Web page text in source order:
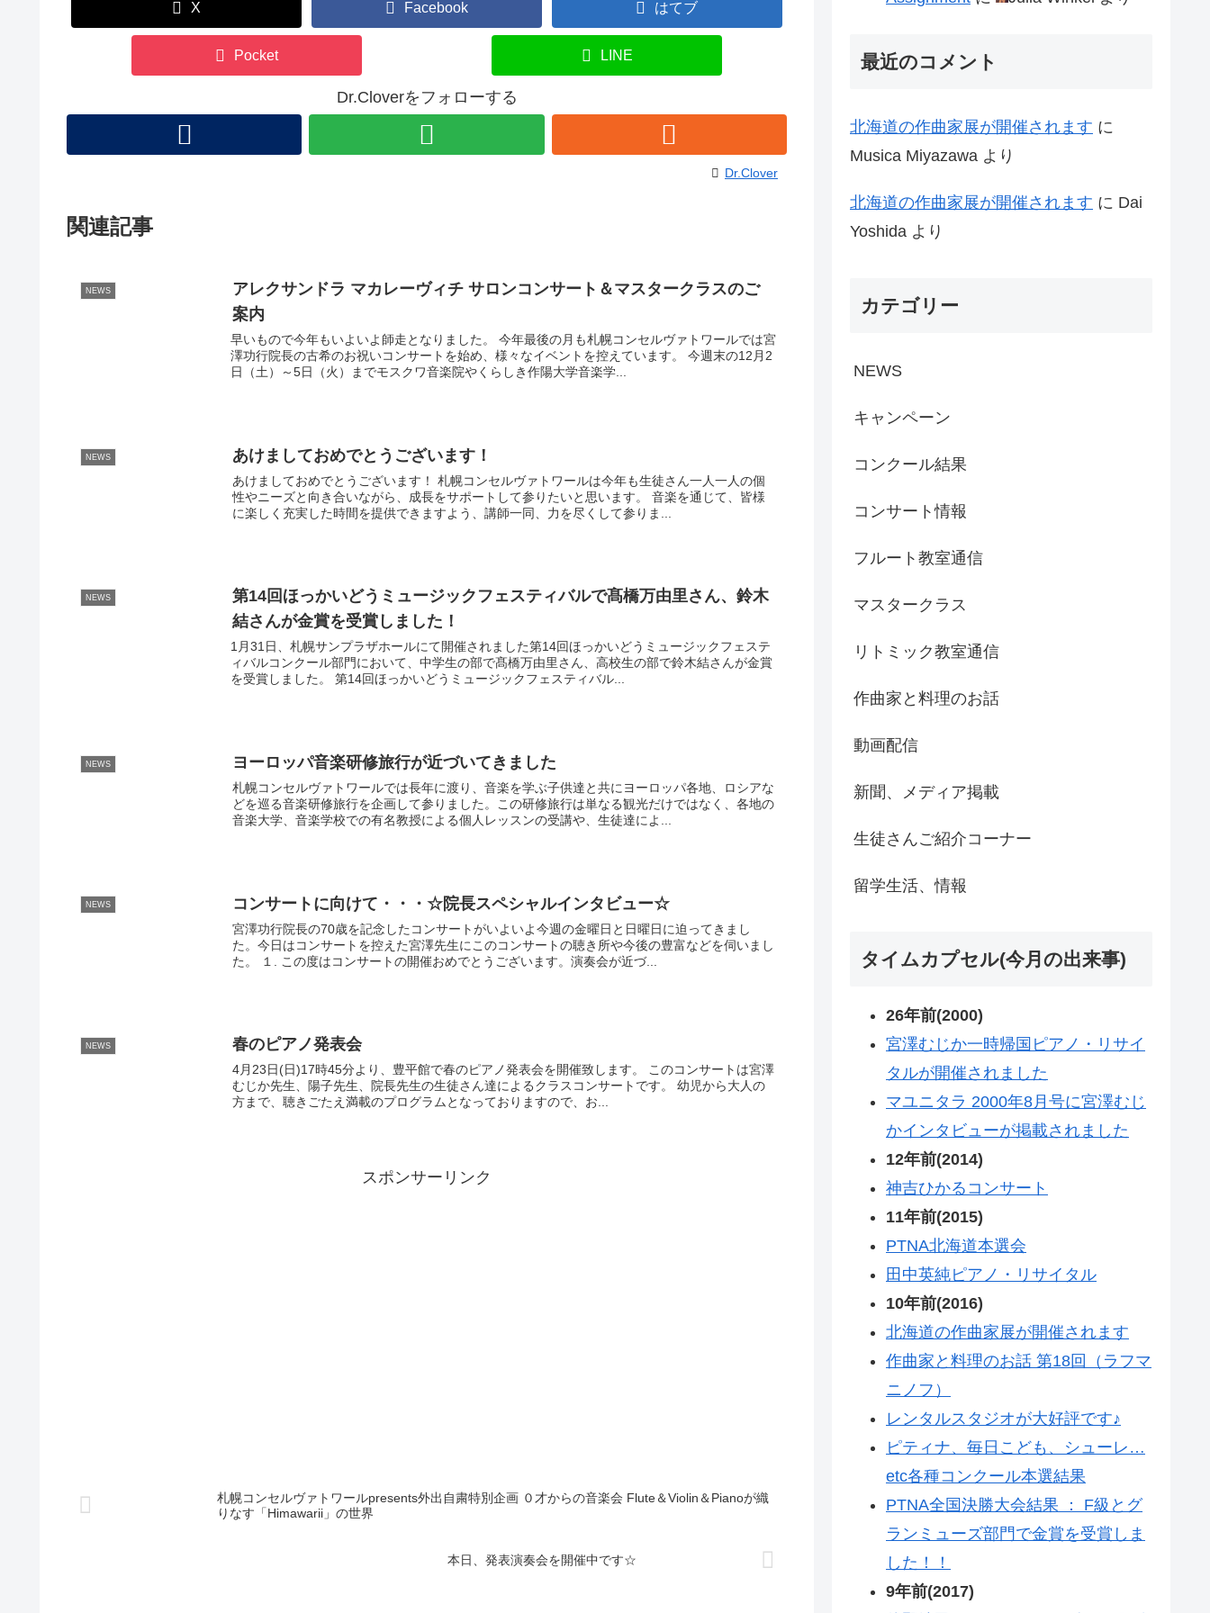
X Facebook はてブ
Pocket LINE
Dr.Cloverをフォローする
Dr.Clover
関連記事
NEWS
アレクサンドラ マカレーヴィチ サロンコンサート＆マスタークラスのご
案内
早いもので今年もいよいよ師走となりました。 今年最後の月も札幌コンセルヴァトワールでは宮
澤功行院長の古希のお祝いコンサートを始め、様々なイベントを控えています。 今週末の12月2
日（土）～5日（火）までモスクワ音楽院やくらしき作陽大学音楽学...
NEWS あけましておめでとうございます！
あけましておめでとうございます！ 札幌コンセルヴァトワールは今年も生徒さん一人一人の個
性やニーズと向き合いながら、成長をサポートして参りたいと思います。 音楽を通じて、皆様
に楽しく充実した時間を提供できますよう、講師一同、力を尽くして参りま...
NEWS
第14回ほっかいどうミュージックフェスティバルで髙橋万由里さん、鈴木
結さんが金賞を受賞しました！
1月31日、札幌サンプラザホールにて開催されました第14回ほっかいどうミュージックフェステ
ィバルコンクール部門において、中学生の部で髙橋万由里さん、高校生の部で鈴木結さんが金賞
を受賞しました。 第14回ほっかいどうミュージックフェスティバル...
NEWS ヨーロッパ音楽研修旅行が近づいてきました
札幌コンセルヴァトワールでは長年に渡り、音楽を学ぶ子供達と共にヨーロッパ各地、ロシアな
どを巡る音楽研修旅行を企画して参りました。この研修旅行は単なる観光だけではなく、各地の
音楽大学、音楽学校での有名教授による個人レッスンの受講や、生徒達によ...
NEWS コンサートに向けて・・・☆院長スペシャルインタビュー☆
宮澤功行院長の70歳を記念したコンサートがいよいよ今週の金曜日と日曜日に迫ってきまし
た。今日はコンサートを控えた宮澤先生にこのコンサートの聴き所や今後の豊富などを伺いまし
た。 １. この度はコンサートの開催おめでとうございます。演奏会が近づ...
NEWS 春のピアノ発表会
4月23日(日)17時45分より、豊平館で春のピアノ発表会を開催致します。 このコンサートは宮澤
むじか先生、陽子先生、院長先生の生徒さん達によるクラスコンサートです。 幼児から大人の
方まで、聴きごたえ満載のプログラムとなっておりますので、お...
スポンサーリンク
札幌コンセルヴァトワールpresents外出自粛特別企画 ０才からの音楽会 Flute＆Violin＆Pianoが織
りなす「Himawarii」の世界
本日、発表演奏会を開催中です☆
最近のコメント
北海道の作曲家展が開催されます に
Musica Miyazawa より
北海道の作曲家展が開催されます に Dai
Yoshida より
カテゴリー
NEWS
キャンペーン
コンクール結果
コンサート情報
フルート教室通信
マスタークラス
リトミック教室通信
作曲家と料理のお話
動画配信
新聞、メディア掲載
生徒さんご紹介コーナー
留学生活、情報
タイムカプセル(今月の出来事)
26年前(2000)
宮澤むじか一時帰国ピアノ・リサイ
タルが開催されました
マユニタラ 2000年8月号に宮澤むじ
かインタビューが掲載されました
12年前(2014)
神吉ひかるコンサート
11年前(2015)
PTNA北海道本選会
田中英純ピアノ・リサイタル
10年前(2016)
北海道の作曲家展が開催されます
作曲家と料理のお話 第18回（ラフマ
ニノフ）
レンタルスタジオが大好評です♪
ピティナ、毎日こども、シューレ…
etc各種コンクール本選結果
PTNA全国決勝大会結果 ： F級とグ
ランミューズ部門で金賞を受賞しま
した！！
9年前(2017)